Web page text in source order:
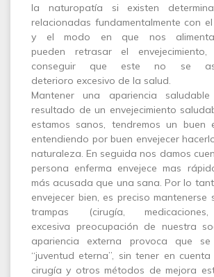
la naturopatía si existen
relacionadas fundamentalmente con
y el modo en que nos
pueden retrasar el
conseguir que este no se
deterioro excesivo de la salud.
Mantener una apariencia
resultado de un envejecimiento
estamos sanos, tendremos un buen
entendiendo por buen envejecer
naturaleza. En seguida nos damos
persona enferma envejece mas
más acusada que una sana. Por lo
envejecer bien, es preciso
trampas (cirugía,
excesiva preocupación de nuestra
apariencia externa provoca que
“juventud eterna”, sin tener en
cirugía y otros métodos de mejora